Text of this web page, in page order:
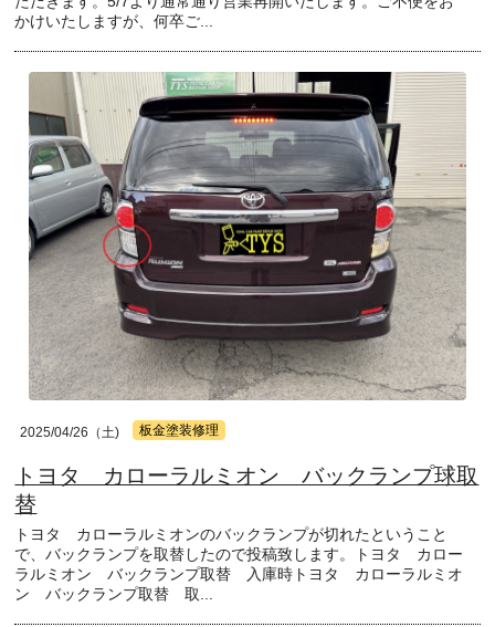
かけいたしますが、何卒ご...
2025/04/26（土) 板金塗装修理
トヨタ カローラルミオン バックランプ球取
替
トヨタ カローラルミオンのバックランプが切れたということ
で、バックランプを取替したので投稿致します。トヨタ カロー
ラルミオン バックランプ取替 入庫時トヨタ カローラルミオ
ン バックランプ取替 取...